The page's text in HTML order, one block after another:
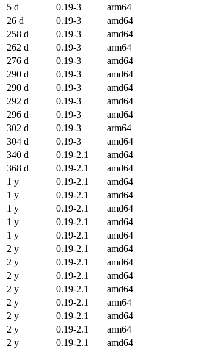
5 d
0.19-3 arm64
26 d
0.19-3 amd64
258 d
0.19-3 amd64
262 d
0.19-3 arm64
276 d
0.19-3 amd64
290 d
0.19-3 amd64
290 d
0.19-3 amd64
292 d
0.19-3 amd64
296 d
0.19-3 amd64
302 d
0.19-3 arm64
304 d
0.19-3 amd64
340 d
0.19-2.1 amd64
368 d
0.19-2.1 amd64
1 y
0.19-2.1 amd64
1 y
0.19-2.1 amd64
1 y
0.19-2.1 amd64
1 y
0.19-2.1 amd64
1 y
0.19-2.1 amd64
2 y
0.19-2.1 amd64
2 y
0.19-2.1 amd64
2 y
0.19-2.1 amd64
2 y
0.19-2.1 amd64
2 y
0.19-2.1 arm64
2 y
0.19-2.1 amd64
2 y
0.19-2.1 arm64
2 y
0.19-2.1 amd64